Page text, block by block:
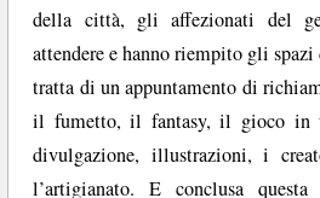
della città, gli affezionati del
attendere e hanno riempito gli
tratta di un appuntamento di
il fumetto, il fantasy, il gioco in
divulgazione, illustrazioni, i
l’artigianato. E conclusa questa